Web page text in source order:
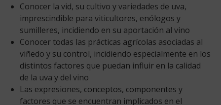
Conocer la vid, su cultivo y variedades de uva,
imprescindible para viticultores, enólogos y
sumilleres, incidiendo en su aportación al vino
Conocer todas las prácticas agrícolas asociadas al
viñedo y su control, incidiendo especialmente en los
distintos factores que puedan influir en la calidad
de la uva y del vino
Las expresiones, conceptos, componentes y
factores que se encuentran implicados en el